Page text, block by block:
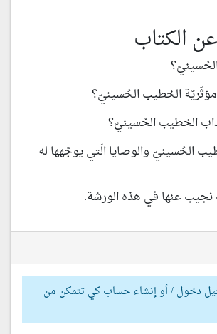
الكتاب
الخطيب الحُسينيّ؟
الخطيب الحُسينيّ؟
الحُسينيّ والوصايا الّتي يوجّهها له
نجيب عنها في هذه الورشة.
دخول / أو إنشاء حساب كي تتمكن من